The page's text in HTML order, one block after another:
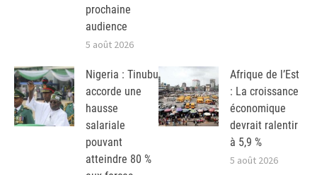
prochaine
audience
5 août 2026
Nigeria : Tinubu
accorde une
hausse
salariale
pouvant
atteindre 80 %
Afrique de l’Est
: La croissance
économique
devrait ralentir
à 5,9 %
5 août 2026